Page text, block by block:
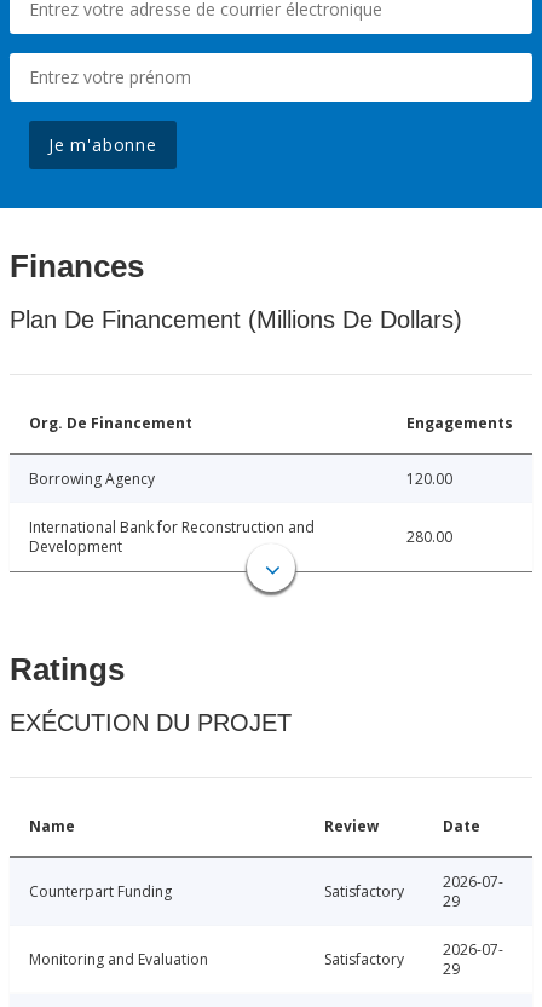
Je m'abonne
Finances
Plan De Financement (Millions De Dollars)
Org. De Financement Engagements
Borrowing Agency 120.00
International Bank for Reconstruction and
Development
280.00
Ratings
EXÉCUTION DU PROJET
Name Review Date
Counterpart Funding Satisfactory
2026-07-
29
Monitoring and Evaluation Satisfactory
2026-07-
29